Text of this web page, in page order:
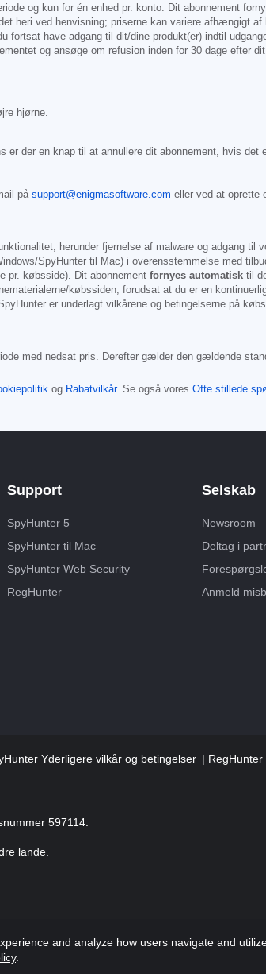
og kun for én enhed pr. konto. Dit abonnement
heri ved henvisning; priserne kan variere afhængigt
fortsat have adgang til dit/dine produkt(er) indtil
og ansøge om refusion inden for 30 dage efter
hjørne.
er der en knap til at annullere dit abonnement, hvis
på support@enigmasoftware.com eller ved at oprette
herunder fjernelse af malware og adgang
SpyHunter til Mac) i overensstemmelse med
pr. købsside). Dit abonnement fornyes automatisk til
købssiden, forudsat at du er en
er underlagt vilkårene og betingelserne på
med nedsat pris. Derefter gælder den gældende
og Rabatvilkår. Se også vores Ofte stillede
Support
SpyHunter 5
SpyHunter til Mac
SpyHunter Web Security
RegHunter
Selskab
Newsroom
Deltag i
Anmeld
Yderligere vilkår og betingelser
597114.
lande.
and analyze how users navigate and
.